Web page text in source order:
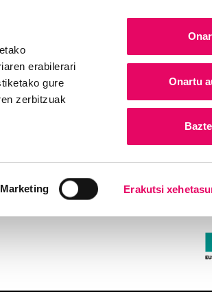
erabilerari
gure
zerbitzuak
Marketing Erakutsi
Onartu